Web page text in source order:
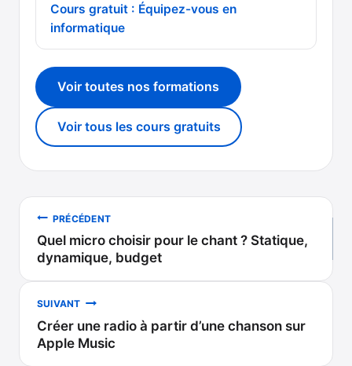
Cours gratuit : Équipez-vous en
informatique
Voir toutes nos formations
Voir tous les cours gratuits
Navigation
de
l’article
PRÉCÉDENT
Quel micro choisir pour le chant ? Statique,
dynamique, budget
SUIVANT
Créer une radio à partir d’une chanson sur
Apple Music